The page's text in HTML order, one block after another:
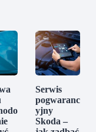
Serwis
pogwaranc
yjny
Skoda –